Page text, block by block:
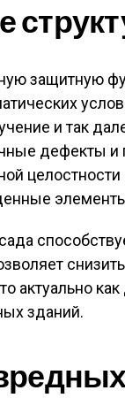
защитную
и так
дефекты
актуально
зданий.